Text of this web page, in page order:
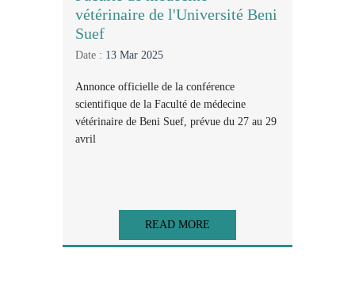
vétérinaire de l'Université Beni
Suef
Date : 13 Mar 2025
Annonce officielle de la conférence
scientifique de la Faculté de médecine
vétérinaire de Beni Suef, prévue du 27 au 29
avril
READ MORE